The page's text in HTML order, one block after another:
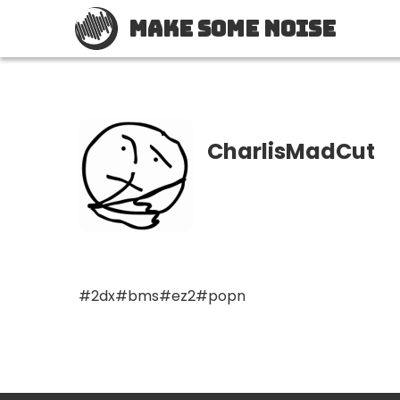
Make Some Noise
CharlisMadCut
#2dx#bms#ez2#popn